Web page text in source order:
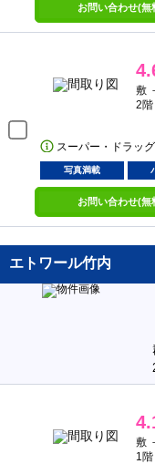
お問い合わせ(無
敷
2階
スーパー・ドラッ
写真満載
お問い合わせ(無
エトワール竹内
敷
1